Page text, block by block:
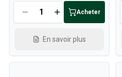
Acheter
En savoir plus